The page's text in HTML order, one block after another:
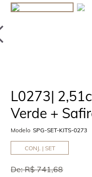
L0273|
Verde +
Modelo SPG-SET-KITS-0273
CONJ. | SET
De:R$ 741,68